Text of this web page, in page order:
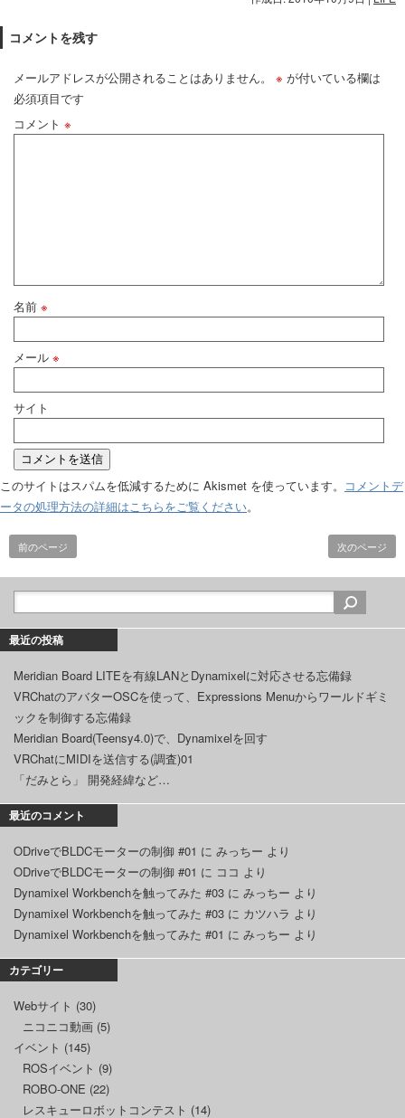
コメントを残す
メールアドレスが公開されることはありません。 ※ が付いている欄は
必須項目です
コメント ※
名前 ※
メール ※
サイト
このサイトはスパムを低減するために Akismet を使っています。 コメントデ
ータの処理方法の詳細はこちらをご覧ください。
前のページ 次のページ
最近の投稿
Meridian Board LITEを有線LANとDynamixelに対応させる忘備録
VRChatのアバターOSCを使って、Expressions Menuからワールドギミ
ックを制御する忘備録
Meridian Board(Teensy4.0)で、Dynamixelを回す
VRChatにMIDIを送信する(調査)01
「だみとら」 開発経緯など…
最近のコメント
ODriveでBLDCモーターの制御 #01 に みっちー より
ODriveでBLDCモーターの制御 #01 に ココ より
Dynamixel Workbenchを触ってみた #03 に みっちー より
Dynamixel Workbenchを触ってみた #03 に カツハラ より
Dynamixel Workbenchを触ってみた #01 に みっちー より
カテゴリー
Webサイト (30)
ニコニコ動画 (5)
イベント (145)
ROSイベント (9)
ROBO-ONE (22)
レスキューロボットコンテスト (14)